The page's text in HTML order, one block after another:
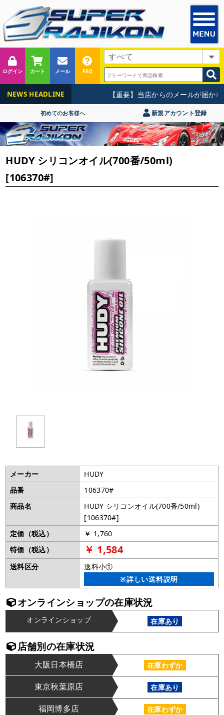
ログイン カート メール FAQ
NEWS HEADLINE 【重要】当店からのメールが届かな
初めてのお客様へ 新規アカウント登録
HUDY シリコンオイル(700番/50ml)
[106370#]
メーカー
HUDY
品番
106370#
商品名
HUDY シリコンオイル(700番/50ml)
[106370#]
定価（税込）
￥ 1,760
特価（税込）
￥ 1,584
送料区分
送料小①
※詳しい送料説明
オンラインショップの在庫状況
オンラインショップ 在庫あり
店舗別の在庫状況
大阪日本橋店 在庫わずか
東京秋葉原店 在庫あり
福岡博多店 在庫わずか